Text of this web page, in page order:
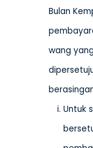
Bulan
wang
Untuk